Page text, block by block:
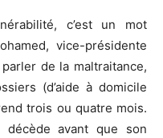
c’est un mot
vice-présidente
de la maltraitance,
(d’aide à domicile
trois ou quatre mois.
avant que son